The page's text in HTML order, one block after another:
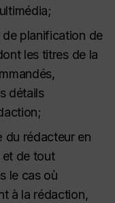
planification de
les titres de la
détails
rédacteur en
de tout
le cas où
à la rédaction,